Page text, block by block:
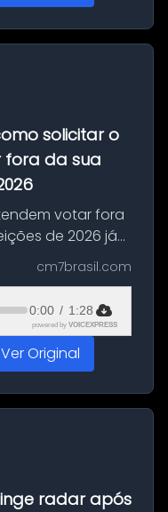
solicitar o
fora da sua
votar fora
de 2026 já
a partir
pode ser
cm7brasil.com
0:00 / 1:28
powered by VOICEXPRESS
Ver Original
radar após